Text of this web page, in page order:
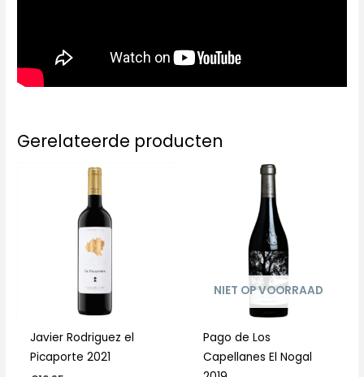
Gerelateerde producten
Javier Rodriguez el
Picaporte 2021
NIET OP VOORRAAD
Pago de Los
Capellanes El Nogal